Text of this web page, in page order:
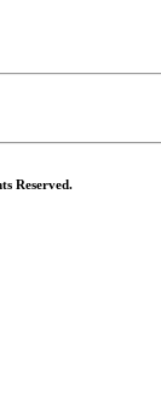
Reserved.